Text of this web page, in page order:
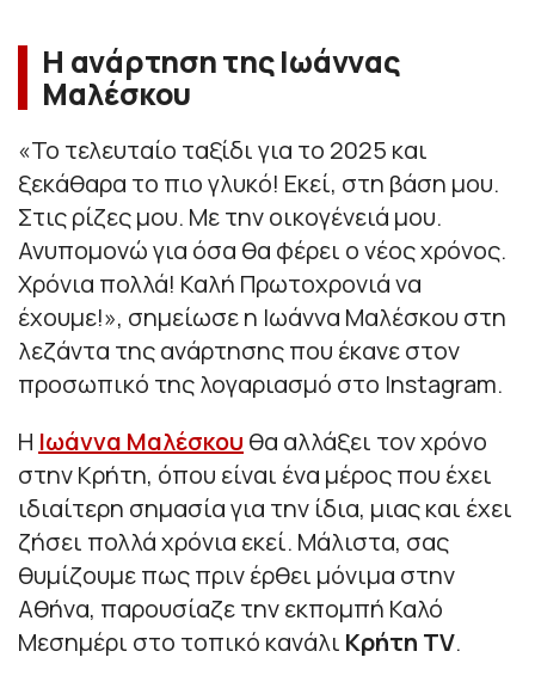
Η ανάρτηση της Ιωάννας
Μαλέσκου
«Το τελευταίο ταξίδι για το 2025 και
ξεκάθαρα το πιο γλυκό! Εκεί, στη βάση μου.
Στις ρίζες μου. Με την οικογένειά μου.
Ανυπομονώ για όσα θα φέρει ο νέος χρόνος.
Χρόνια πολλά! Καλή Πρωτοχρονιά να
έχουμε!», σημείωσε η Ιωάννα Μαλέσκου στη
λεζάντα της ανάρτησης που έκανε στον
προσωπικό της λογαριασμό στο Instagram.
Η Ιωάννα Μαλέσκου θα αλλάξει τον χρόνο
στην Κρήτη, όπου είναι ένα μέρος που έχει
ιδιαίτερη σημασία για την ίδια, μιας και έχει
ζήσει πολλά χρόνια εκεί. Μάλιστα, σας
θυμίζουμε πως πριν έρθει μόνιμα στην
Αθήνα, παρουσίαζε την εκπομπή Καλό
Μεσημέρι στο τοπικό κανάλι Κρήτη TV.